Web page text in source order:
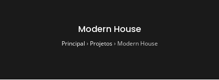
Modern House
Principal › Projetos› Modern House